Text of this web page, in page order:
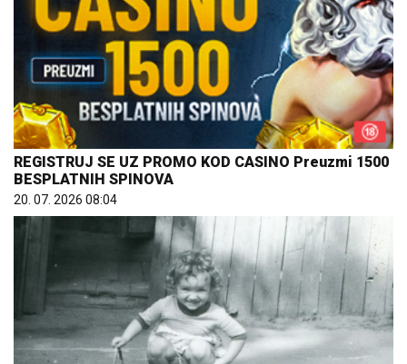
REGISTRUJ SE UZ PROMO KOD CASINO Preuzmi 1500
BESPLATNIH SPINOVA
20. 07. 2026 08:04